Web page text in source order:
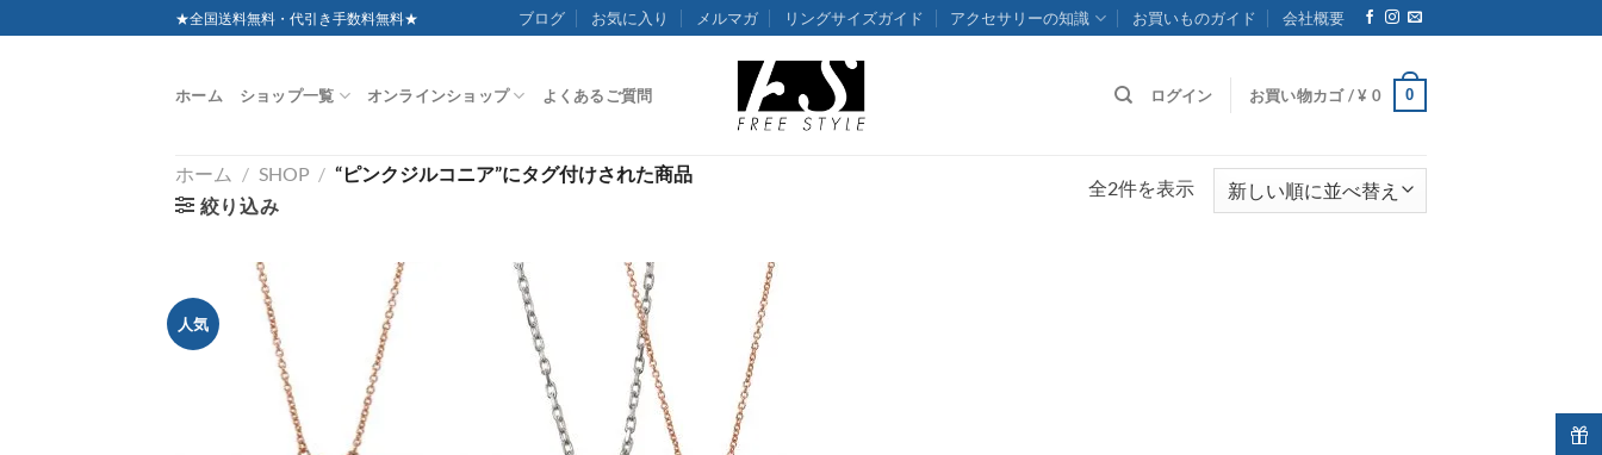
to
★全国送料無料・代引き手数料無料★ ブログ お気に入り メルマガ リングサイズガイド アクセサリーの知識 お買いものガイド 会社概要
ホーム ショップ一覧 オンラインショップ よくあるご質問 ログイン お買い物カゴ /¥ 0 0
ホーム / SHOP / “ピンクジルコニア”にタグ付けされた商品
絞り込み
全2件を表示新
人気
お気
に入
りに
追加